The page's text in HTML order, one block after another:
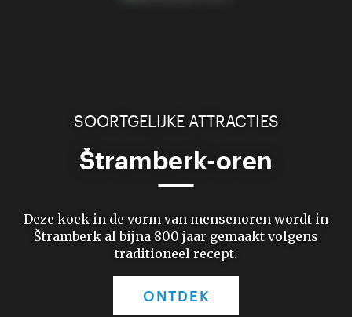
SOORTGELIJKE ATTRACTIES
Štramberk-oren
Deze koek in de vorm van mensenoren wordt in
Štramberk al bijna 800 jaar gemaakt volgens
traditioneel recept.
ONTDEK